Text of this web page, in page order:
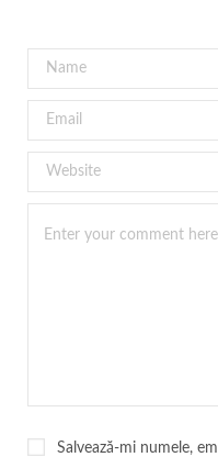
Salvează-mi numele,